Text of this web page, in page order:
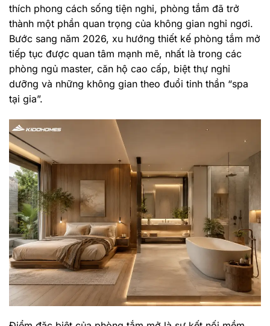
thích phong cách sống tiện nghi, phòng tắm đã trở
thành một phần quan trọng của không gian nghỉ ngơi.
Bước sang năm 2026, xu hướng thiết kế phòng tắm mở
tiếp tục được quan tâm mạnh mẽ, nhất là trong các
phòng ngủ master, căn hộ cao cấp, biệt thự nghỉ
dưỡng và những không gian theo đuổi tinh thần “spa
tại gia”.